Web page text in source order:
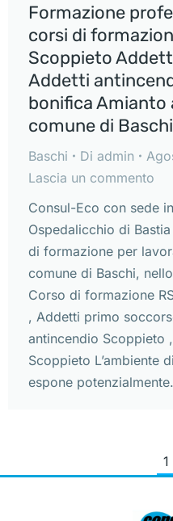
Formazione
corsi di
Scoppieto
Addetti
bonifica Amianto
comune di Baschi
Baschi Di admin
Lascia un commento
Consul-Eco con sede
Ospedalicchio di
di formazione per
comune di Baschi,
Corso di formazione
, Addetti primo
antincendio Scoppieto
Scoppieto L’ambiente
espone
1